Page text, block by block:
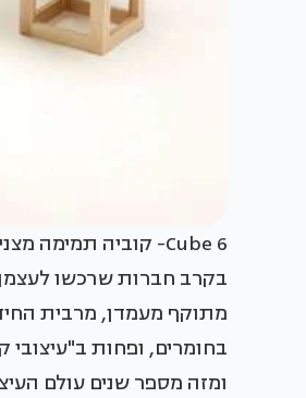
בקרב חברות שרכשו לעצמן
מתוקף מעמדן, מרבית
בחומרים, ופחות ב"עיצובי
ומזה מספר שנים עולם